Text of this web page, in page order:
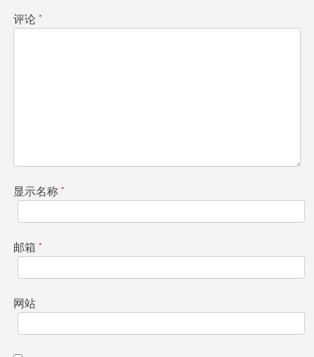
评论 *
显示名称 *
邮箱 *
网站